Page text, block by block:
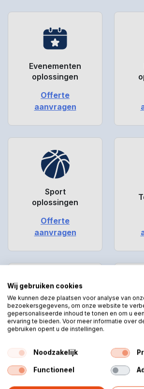
Evenementen
oplossingen
Offerte
aanvragen
Sport
oplossingen
Offerte
aanvragen
Wasmachines
aanvragen
Wij gebruiken cookies
We kunnen deze plaatsen voor analyse van
bezoekersgegevens, om onze website te
gepersonaliseerde inhoud te tonen en om u
ervaring te bieden. Voor meer informatie over
gebruiken opent u de instellingen.
Noodzakelijk
Functioneel